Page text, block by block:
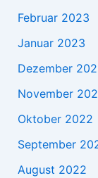
Februar 2023
Januar 2023
Dezember
November
Oktober 2022
September
August 2022